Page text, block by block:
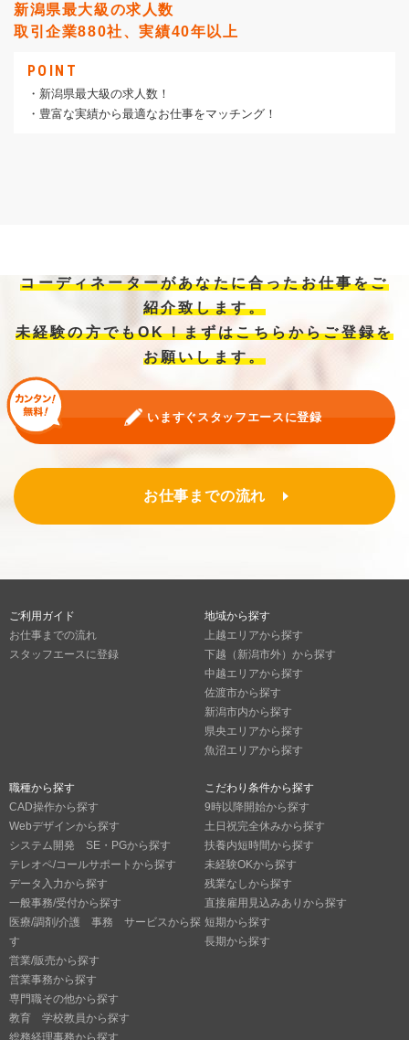
新潟県最大級の求人数
取引企業880社、実績40年以上
POINT
・新潟県最大級の求人数！
・豊富な実績から最適なお仕事をマッチング！
コーディネーターがあなたに合ったお仕事をご
紹介致します。
未経験の方でもOK！まずはこちらからご登録を
お願いします。
いますぐスタッフエースに登録
お仕事までの流れ
ご利用ガイド
お仕事までの流れ
スタッフエースに登録
地域から探す
上越エリアから探す
下越（新潟市外）から探す
中越エリアから探す
佐渡市から探す
新潟市内から探す
県央エリアから探す
魚沼エリアから探す
職種から探す
CAD操作から探す
Webデザインから探す
システム開発 SE・PGから探す
テレオペ/コールサポートから探す
データ入力から探す
一般事務/受付から探す
医療/調剤/介護 事務 サービスから探
す
営業/販売から探す
営業事務から探す
専門職その他から探す
教育 学校教員から探す
総務経理事務から探す
こだわり条件から探す
9時以降開始から探す
土日祝完全休みから探す
扶養内短時間から探す
未経験OKから探す
残業なしから探す
直接雇用見込みありから探す
短期から探す
長期から探す